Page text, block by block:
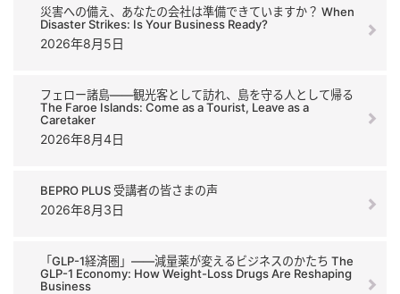
災害への備え、あなたの会社は準備できていますか？ When
Disaster Strikes: Is Your Business Ready?
2026年8月5日
フェロー諸島――観光客として訪れ、島を守る人として帰る
The Faroe Islands: Come as a Tourist, Leave as a
Caretaker
2026年8月4日
BEPRO PLUS 受講者の皆さまの声
2026年8月3日
「GLP-1経済圏」――減量薬が変えるビジネスのかたち The
GLP-1 Economy: How Weight-Loss Drugs Are Reshaping
Business